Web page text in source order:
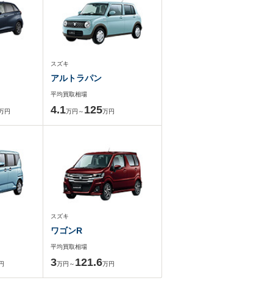
円
スズキ
アルトラパン
平均買取相場
4.1万円～ 125万円
スズキ
ワゴンR
平均買取相場
3万円～ 121.6万円